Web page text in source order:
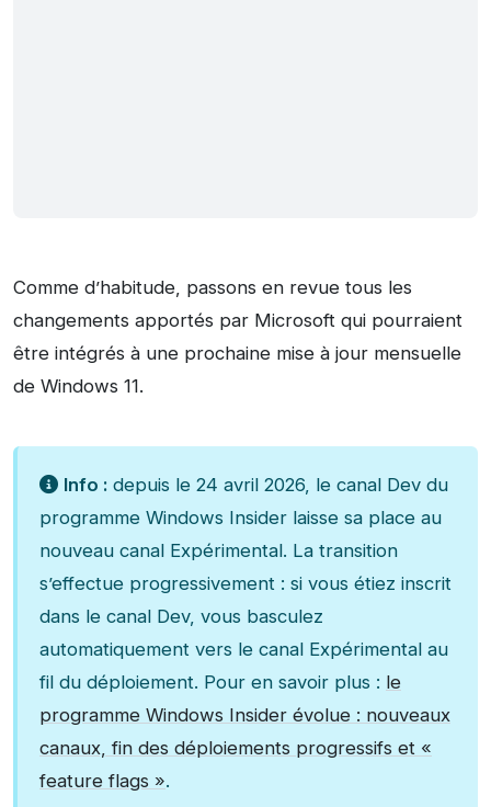
Comme d’habitude, passons en revue tous les
changements apportés par Microsoft qui pourraient
être intégrés à une prochaine mise à jour mensuelle
de Windows 11.
Info : depuis le 24 avril 2026, le canal Dev du
programme Windows Insider laisse sa place au
nouveau canal Expérimental. La transition
s’effectue progressivement : si vous étiez inscrit
dans le canal Dev, vous basculez
automatiquement vers le canal Expérimental au
fil du déploiement. Pour en savoir plus : le
programme Windows Insider évolue : nouveaux
canaux, fin des déploiements progressifs et «
feature flags ».